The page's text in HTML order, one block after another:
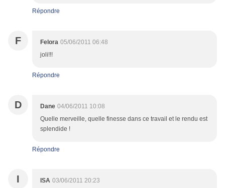
Répondre
F Felora 05/06/2011 06:48
joli!!!
Répondre
D Dane 04/06/2011 10:08
Quelle merveille, quelle finesse dans ce travail et le rendu est
splendide !
Répondre
I ISA 03/06/2011 20:23